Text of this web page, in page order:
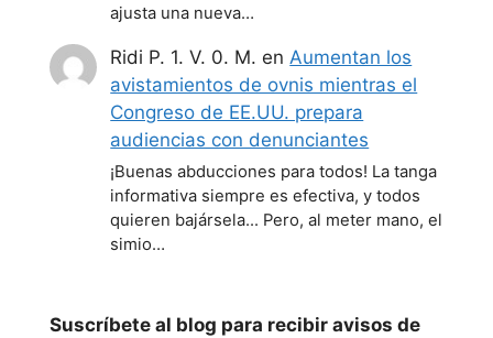
ajusta una nueva…
Ridi P. 1. V. 0. M. en Aumentan los
avistamientos de ovnis mientras el
Congreso de EE.UU. prepara
audiencias con denunciantes
¡Buenas abducciones para todos! La tanga
informativa siempre es efectiva, y todos
quieren bajársela... Pero, al meter mano, el
simio…
Suscríbete al blog para recibir avisos de